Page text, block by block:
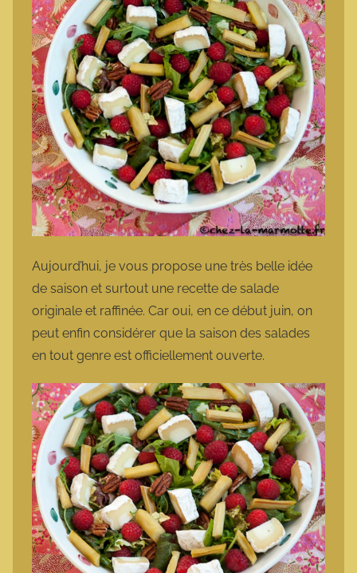
Aujourd’hui, je vous propose une très belle idée
de saison et surtout une recette de salade
originale et raffinée. Car oui, en ce début juin, on
peut enfin considérer que la saison des salades
en tout genre est officiellement ouverte.